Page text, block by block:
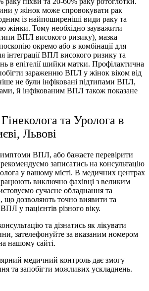
у жінок може спровокувати рак
із найпоширеніші види раку та
жінки. Тому необхідно зауважити
ВПЛ високого ризику), мазка
окремо або в комбінації для
інтеграції ВПЛ високого ризику та
в епітелії шийки матки. Профілактична
зараженню ВПЛ у жінок віком від
не були інфіковані підтипами ВПЛ,
й інфікованим ВПЛ також показане
та Уролога в
Львові
ВПЛ, або бажаєте перевiрити
записатись на консультацію
у вашому мiстi. В медичних центрах
виключно фахівці з великим
сучасне обладнання та
що дозволяють точно виявити та
у пацієнтів рiзного вiку.
та дізнатись як лікувати
зателефонуйте за вказаним номером
нашому сайті.
медичний контроль дає змогу
та запобігти можливих ускладнень.